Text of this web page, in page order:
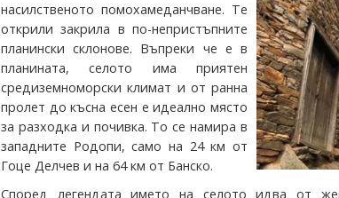
насилственото помохамеданчване. Те
открили закрила в по-непристъпните
планински склонове. Въпреки че е в
планината, селото има приятен
средиземноморски климат и от ранна
пролет до късна есен е идеално място
за разходка и почивка. То се намира в
западните Родопи, само на 24 км от
Гоце Делчев и на 64 км от Банско.
Според легендата името на селото идва от